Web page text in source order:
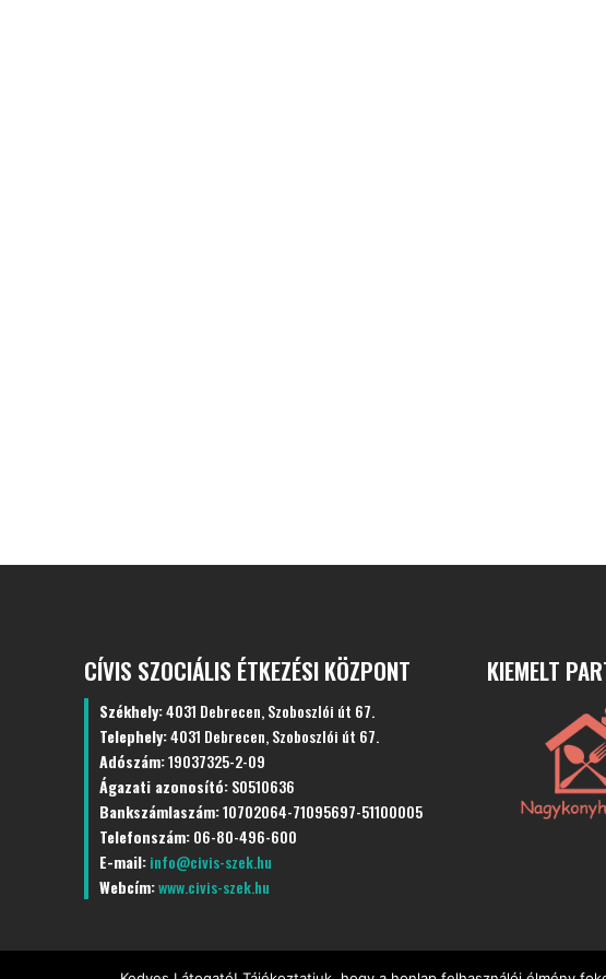
CÍVIS SZOCIÁLIS ÉTKEZÉSI KÖZPONT
Székhely:4031 Debrecen, Szoboszlói út 67.
Telephely:4031 Debrecen, Szoboszlói út 67.
Adószám:19037325-2-09
Ágazati azonosító:S0510636
Bankszámlaszám:10702064-71095697-51100005
Telefonszám:06-80-496-600
E-mail:info@civis-szek.hu
Webcím:www.civis-szek.hu
KIEMELT